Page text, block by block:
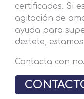
certificadas. Si
agitación de
ayuda para
destete,
Contacta con